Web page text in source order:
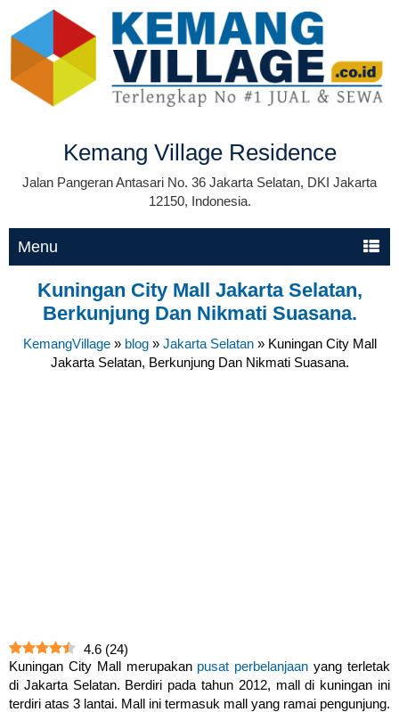
Kemang Village Residence
Jalan Pangeran Antasari No. 36 Jakarta Selatan, DKI Jakarta
12150, Indonesia.
Menu
Kuningan City Mall Jakarta Selatan,
Berkunjung Dan Nikmati Suasana.
KemangVillage» blog» Jakarta Selatan» Kuningan City Mall
Jakarta Selatan, Berkunjung Dan Nikmati Suasana.
4.6 (24)
Kuningan City Mall merupakan pusat perbelanjaan yang terletak
di Jakarta Selatan. Berdiri pada tahun 2012, mall di kuningan ini
terdiri atas 3 lantai. Mall ini termasuk mall yang ramai pengunjung.